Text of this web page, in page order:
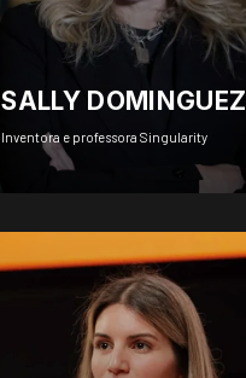
SALLY DOMINGUEZ
Inventora e professora Singularity